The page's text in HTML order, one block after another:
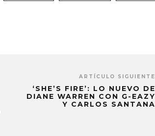
ARTÍCULO SIGUIENTE
‘SHE’S FIRE’: LO NUEVO DE
DIANE WARREN CON G-EAZY
Y CARLOS SANTANA